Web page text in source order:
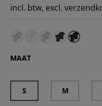
incl. btw, excl.
MAAT
S M